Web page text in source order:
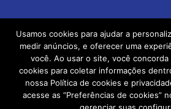
Usamos cookies para ajudar a
medir anúncios, e oferecer uma
você. Ao usar o site, você concorda
cookies para coletar informações
nossa Política de cookies e
acesse as “Preferências de cookies”